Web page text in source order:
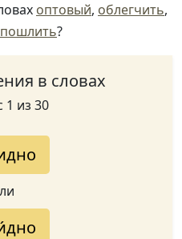
оптовый, облегчить,
?
в словах
1 из 30